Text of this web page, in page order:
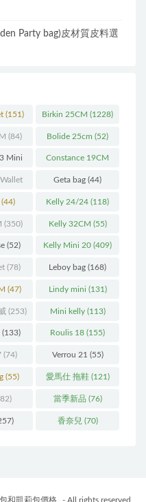
Party bag)皮材質皮料選
(151) Birkin 25CM (1228)
(84) Bolide 25cm (52)
Mini Constance 19CM
(571)
Geta bag (44)
(44) Kelly 24/24 (118)
(350) Kelly 32CM (55)
(52) Kelly Mini 20 (409)
(78) Leboy bag (168)
(47) Lindy mini (131)
(253) Mini kelly(113)
(133) Roulis 18 (155)
(74) Verrou 21 (55)
(55) 愛馬仕 拖鞋(121)
當季新品 (76)
香奈兒 (70)
和凱莉包價格 - All rights reserved